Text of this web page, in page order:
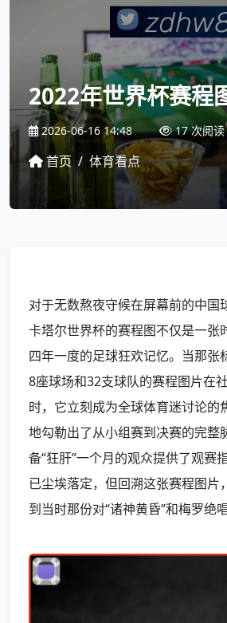
2022年世界杯赛程
2026-06-16 14:48 17 次阅读
首页 / 体育看点
对于无数熬夜守候在屏幕前的中国
卡塔尔世界杯的赛程图不仅是一张
四年一度的足球狂欢记忆。当那张
8座球场和32支球队的赛程图片在
时，它立刻成为全球体育迷讨论的
地勾勒出了从小组赛到决赛的完整
备“狂肝”一个月的观众提供了观赛
已尘埃落定，但回溯这张赛程图片
到当时那份对“诸神黄昏”和梅罗绝